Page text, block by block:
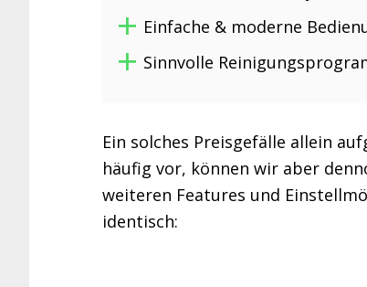
Einfache & moderne
Sinnvolle
Ein solches Preisgefälle allein
häufig vor, können wir aber
weiteren Features und
identisch: